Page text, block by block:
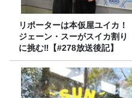
リポーターは本仮屋ユイカ！
ジェーン・スーがスイカ割り
に挑む‼【#278放送後記】